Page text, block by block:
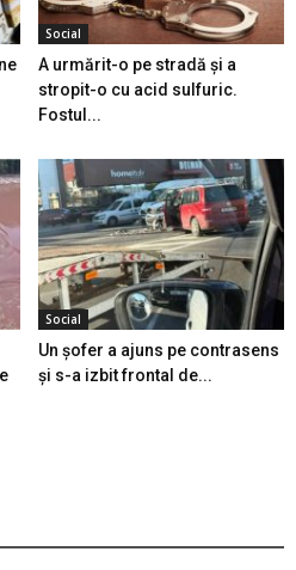
Social
A urmărit-o pe stradă și a
stropit-o cu acid sulfuric.
Fostul...
Social
Un șofer a ajuns pe contrasens
și s-a izbit frontal de...